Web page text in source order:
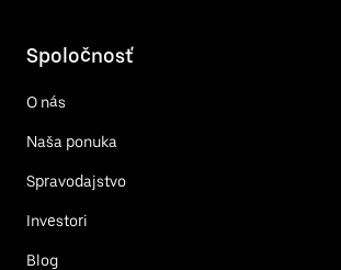
Spoločnosť
O nás
Naša ponuka
Spravodajstvo
Investori
Blog